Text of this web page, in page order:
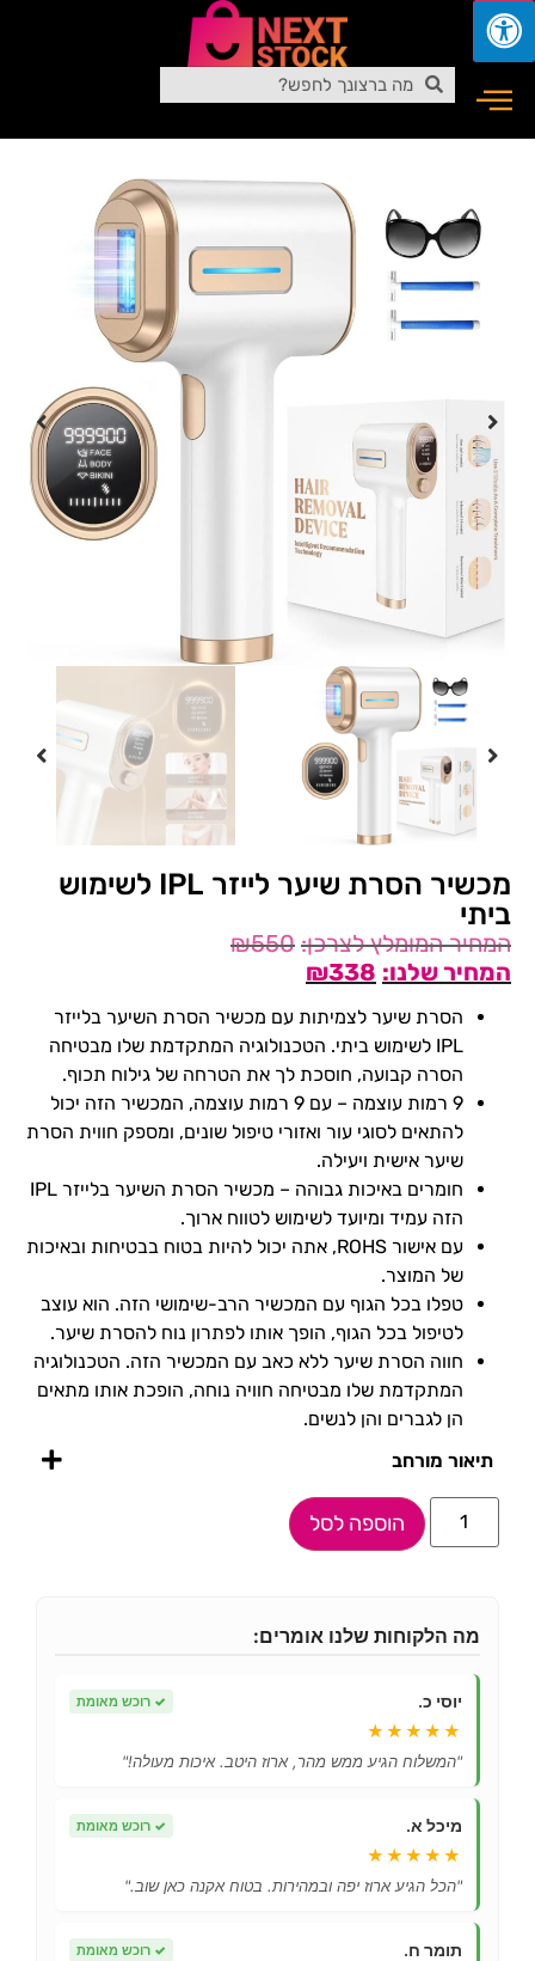
מכשיר הסרת שיער לייזר IPL לשימוש
ביתי
₪550
₪338
הסרת שיער לצמיתות עם מכשיר הסרת השיער בלייזר
IPL לשימוש ביתי. הטכנולוגיה המתקדמת שלו מבטיחה
הסרה קבועה, חוסכת לך את הטרחה של גילוח תכוף.
9 רמות עוצמה – עם 9 רמות עוצמה, המכשיר הזה יכול
להתאים לסוגי עור ואזורי טיפול שונים, ומספק חווית הסרת
שיער אישית ויעילה.
חומרים באיכות גבוהה – מכשיר הסרת השיער בלייזר IPL
הזה עמיד ומיועד לשימוש לטווח ארוך.
עם אישור ROHS, אתה יכול להיות בטוח בבטיחות ובאיכות
של המוצר.
טפלו בכל הגוף עם המכשיר הרב-שימושי הזה. הוא עוצב
לטיפול בכל הגוף, הופך אותו לפתרון נוח להסרת שיער.
חווה הסרת שיער ללא כאב עם המכשיר הזה. הטכנולוגיה
המתקדמת שלו מבטיחה חוויה נוחה, הופכת אותו מתאים
הן לגברים והן לנשים.
תיאור מורחב
הוספה לסל
מה הלקוחות שלנו אומרים:
יוסי כ. ✓ רוכש מאומת
★★★★★
"המשלוח הגיע ממש מהר, ארוז היטב. איכות מעולה!"
מיכל א. ✓ רוכש מאומת
★★★★★
"הכל הגיע ארוז יפה ובמהירות. בטוח אקנה כאן שוב."
תומר ח. ✓ רוכש מאומת